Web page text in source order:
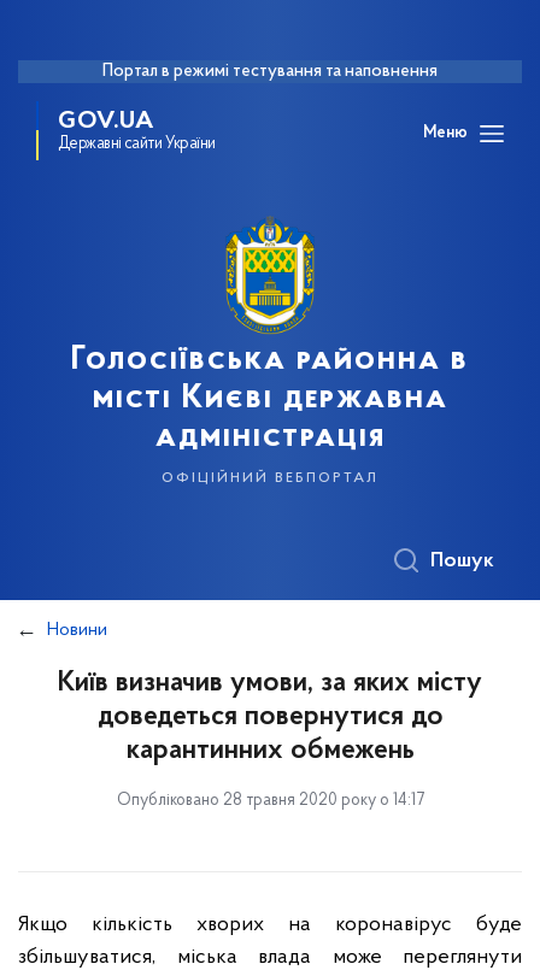
Портал в режимі тестування та наповнення
GOV.UA
Державні сайти України
Меню
Голосіївська районна в
місті Києві державна
адміністрація
офіційний вебпортал
Пошук
Новини
Київ визначив умови, за яких місту
доведеться повернутися до
карантинних обмежень
Опубліковано 28 травня 2020 року о 14:17
Якщо кількість хворих на коронавірус буде
збільшуватися, міська влада може переглянути